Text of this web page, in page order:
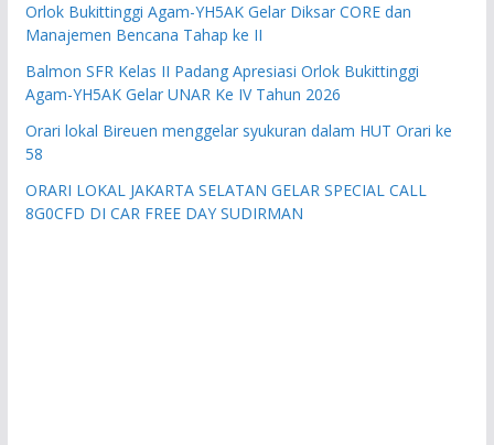
Orlok Bukittinggi Agam-YH5AK Gelar Diksar CORE dan
Manajemen Bencana Tahap ke II
Balmon SFR Kelas II Padang Apresiasi Orlok Bukittinggi
Agam-YH5AK Gelar UNAR Ke IV Tahun 2026
Orari lokal Bireuen menggelar syukuran dalam HUT Orari ke
58
ORARI LOKAL JAKARTA SELATAN GELAR SPECIAL CALL
8G0CFD DI CAR FREE DAY SUDIRMAN